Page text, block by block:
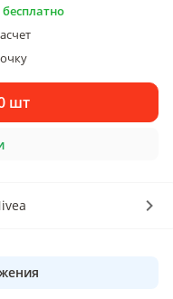
бесплатно
шт